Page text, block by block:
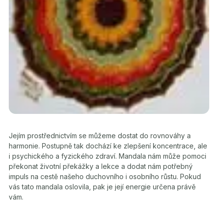
Jejím prostřednictvím se můžeme dostat do rovnováhy a
harmonie. Postupně tak dochází ke zlepšení koncentrace, ale
i psychického a fyzického zdraví. Mandala nám může pomoci
překonat životní překážky a lekce a dodat nám potřebný
impuls na cestě našeho duchovního i osobního růstu. Pokud
vás tato mandala oslovila, pak je její energie určena právě
vám.